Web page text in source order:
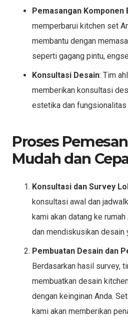
Pemasangan Komponen
memperbarui kitchen set
membantu dengan
seperti gagang pintu,
Konsultasi Desain: Tim
memberikan konsultasi
estetika dan fungsionalitas
Proses
Mudah dan
Konsultasi dan Survey
konsultasi awal dan
kami akan datang ke
dan mendiskusikan desain
Pembuatan Desain dan
Berdasarkan hasil survey,
membuatkan desain
dengan keinginan Anda.
kami akan memberikan